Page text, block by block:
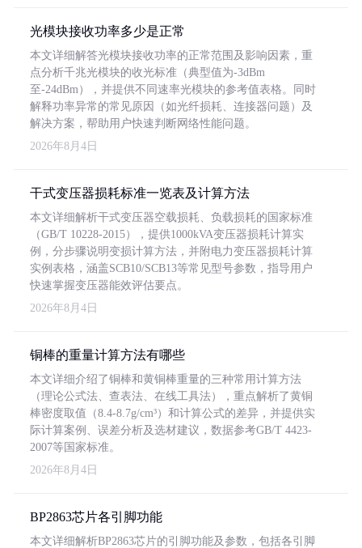
光模块接收功率多少是正常
本文详细解答光模块接收功率的正常范围及影响因素，重
点分析千兆光模块的收光标准（典型值为-3dBm
至-24dBm），并提供不同速率光模块的参考值表格。同时
解释功率异常的常见原因（如光纤损耗、连接器问题）及
解决方案，帮助用户快速判断网络性能问题。
2026年8月4日
干式变压器损耗标准一览表及计算方法
本文详细解析干式变压器空载损耗、负载损耗的国家标准
（GB/T 10228-2015），提供1000kVA变压器损耗计算实
例，分步骤说明变损计算方法，并附电力变压器损耗计算
实例表格，涵盖SCB10/SCB13等常见型号参数，指导用户
快速掌握变压器能效评估要点。
2026年8月4日
铜棒的重量计算方法有哪些
本文详细介绍了铜棒和黄铜棒重量的三种常用计算方法
（理论公式法、查表法、在线工具法），重点解析了黄铜
棒密度取值（8.4-8.7g/cm³）和计算公式的差异，并提供实
际计算案例、误差分析及选材建议，数据参考GB/T 4423-
2007等国家标准。
2026年8月4日
BP2863芯片各引脚功能
本文详细解析BP2863芯片的引脚功能及参数，包括各引脚